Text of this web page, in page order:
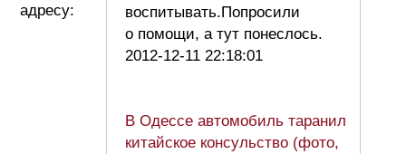
адресу:
воспитывать.Попросили
о помощи, а тут понеслось.
2012-12-11 22:18:01
В Одессе автомобиль таранил
китайское консульство (фото,